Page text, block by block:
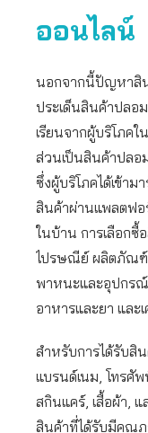
ออนไลน์
นอกจากนี้ปัญหาสิ
ประเด็นสินค้าปลอ
เรียนจากผู้บริโภค
ส่วนเป็นสินค้าปลอ
ซึ่งผู้บริโภคได้เข้าม
สินค้าผ่านแพลตฟอ
ในบ้าน การเลือกซื้
ไปรษณีย์ ผลิตภัณฑ์
พาหนะและอุปกรณ์
อาหารและยา และ
สำหรับการได้รับสิ
แบรนด์เนม, โทรศัพ
สกินแคร์, เสื้อผ้า,
สินค้าที่ได้รับมีคุณ